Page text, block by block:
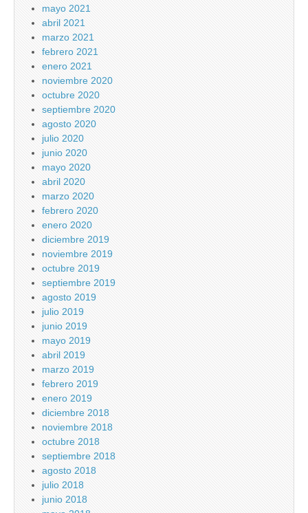
mayo 2021
abril 2021
marzo 2021
febrero 2021
enero 2021
noviembre 2020
octubre 2020
septiembre 2020
agosto 2020
julio 2020
junio 2020
mayo 2020
abril 2020
marzo 2020
febrero 2020
enero 2020
diciembre 2019
noviembre 2019
octubre 2019
septiembre 2019
agosto 2019
julio 2019
junio 2019
mayo 2019
abril 2019
marzo 2019
febrero 2019
enero 2019
diciembre 2018
noviembre 2018
octubre 2018
septiembre 2018
agosto 2018
julio 2018
junio 2018